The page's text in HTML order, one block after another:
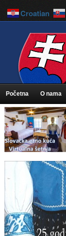
Početna O nama
Croatian